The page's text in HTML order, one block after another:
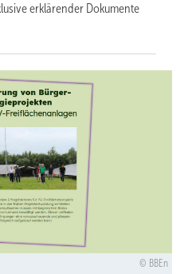
erklärender Dokumente
BBEn